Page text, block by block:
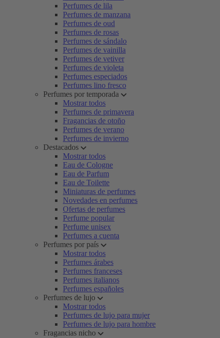
Perfumes de lila
Perfumes de manzana
Perfumes de oud
Perfumes de rosas
Perfumes de sándalo
Perfumes de vainilla
Perfumes de vetiver
Perfumes de violeta
Perfumes especiados
Perfumes lino fresco
Perfumes por temporada
Mostrar todos
Perfumes de primavera
Fragancias de otoño
Perfumes de verano
Perfumes de invierno
Destacados
Mostrar todos
Eau de Cologne
Eau de Parfum
Eau de Toilette
Miniaturas de perfumes
Novedades en perfumes
Ofertas de perfumes
Perfume popular
Perfume unisex
Perfumes a cuenta
Perfumes por país
Mostrar todos
Perfumes árabes
Perfumes franceses
Perfumes italianos
Perfumes españoles
Perfumes de lujo
Mostrar todos
Perfumes de lujo para mujer
Perfumes de lujo para hombre
Fragancias nicho